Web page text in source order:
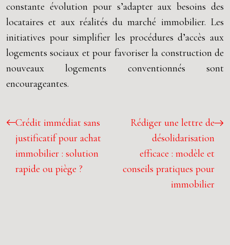
constante évolution pour s’adapter aux besoins des
locataires et aux réalités du marché immobilier. Les
initiatives pour simplifier les procédures d’accès aux
logements sociaux et pour favoriser la construction de
nouveaux logements conventionnés sont
encourageantes.
Crédit immédiat sans
justificatif pour achat
immobilier : solution
rapide ou piège ?
Rédiger une lettre de
désolidarisation
efficace : modèle et
conseils pratiques pour
immobilier